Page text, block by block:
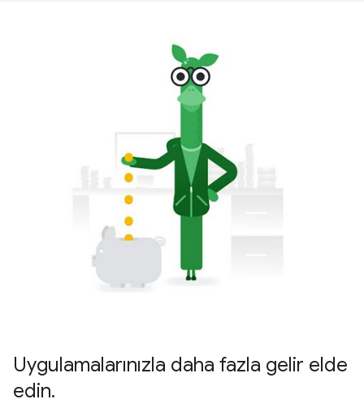
Uygulamalarınızla daha fazla gelir elde
edin.